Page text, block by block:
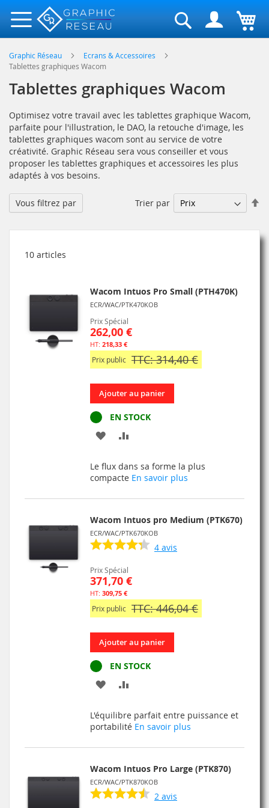
Rechercher
Graphic Réseau
Ecrans & Accessoires
Tablettes graphiques Wacom
Tablettes graphiques Wacom
Optimisez votre travail avec les tablettes graphique Wacom,
parfaite pour l'illustration, le DAO, la retouche d'image, les
tablettes graphiques wacom sont au service de votre
créativité. Graphic Réseau sera vous conseiller et vous
proposer les tablettes graphiques et accessoires les plus
adaptés à vos besoins.
10 articles
Trier par
Wacom Intuos Pro Small (PTH470K)
ECR/WAC/PTK470KOB
Prix Spécial
262,00 €
218,33 €
Prix public TTC: 314,40 €
Ajouter au panier
EN STOCK
AJOUTER
MA
LISTE
D’ENVIE
COMPARATEUR
Le flux dans sa forme la plus
compacte En savoir plus
Wacom Intuos pro Medium (PTK670)
ECR/WAC/PTK670KOB
4 avis
Prix Spécial
371,70 €
309,75 €
Prix public TTC: 446,04 €
Ajouter au panier
EN STOCK
AJOUTER
MA
LISTE
D’ENVIE
COMPARATEUR
L'équilibre parfait entre puissance et
portabilité En savoir plus
Wacom Intuos Pro Large (PTK870)
ECR/WAC/PTK870KOB
2 avis
Vous filtrez par